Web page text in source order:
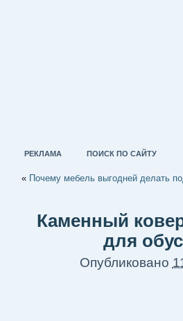
РЕКЛАМА ПОИСК ПО САЙТУ
« Почему мебель выгодней делать
Каменный
для
Опубликовано